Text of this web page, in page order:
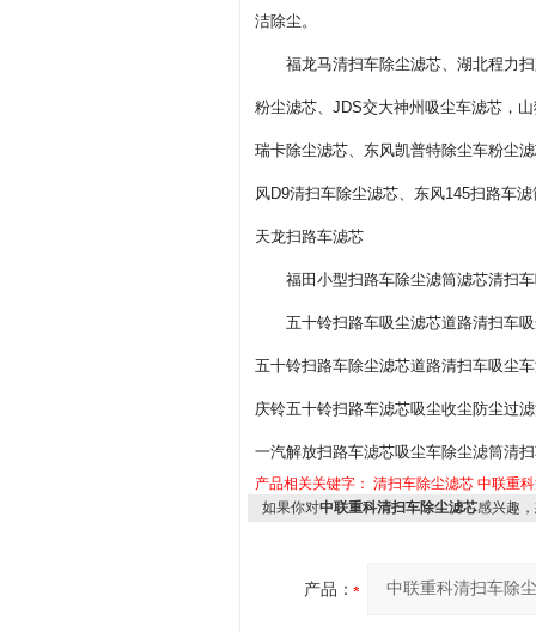
洁除尘。
福龙马清扫车除尘滤芯、湖北程力
粉尘滤芯、JDS交大神州吸尘车滤芯，
瑞卡除尘滤芯、东风凯普特除尘车粉尘
风D9清扫车除尘滤芯、东风145扫路车
天龙扫路车滤芯
福田小型扫路车除尘滤筒滤芯清扫
五十铃扫路车吸尘滤芯道路清扫车
五十铃扫路车除尘滤芯道路清扫车吸尘
庆铃五十铃扫路车滤芯吸尘收尘防尘过
一汽解放扫路车滤芯吸尘车除尘滤筒清
产品相关关键字： 清扫车除尘滤芯 中联重
如果你对中联重科清扫车除尘滤芯感兴趣
产品：